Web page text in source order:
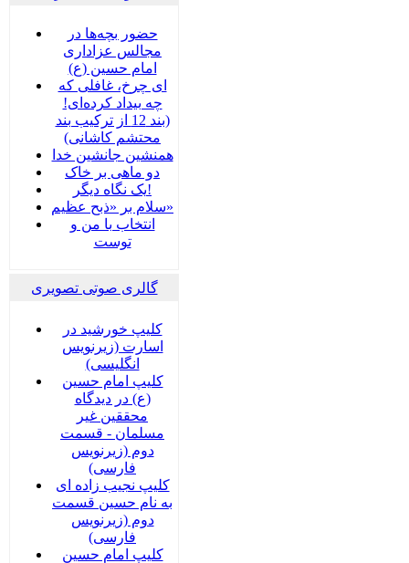
حضور بچه‌‌‌ها در
مجالس عزاداری
امام حسین (ع)
ای چرخ، غافلی که
چه بیداد کرده‌ای!
(بند 12 از ترکیب بند
محتشم کاشانی)
همنشین جانشین خدا
دو ماهی بر خاک
یک نگاه دیگر!
سلام بر «ذبح عظیم»
انتخاب با من و
توست
گالری صوتی تصویری
کلیپ خورشید در
اسارت (زیرنویس
انگلیسی)
کلیپ امام حسین
(ع) در دیدگاه
محققین غیر
مسلمان - قسمت
دوم (زیرنویس
فارسی)
کلیپ نجیب زاده ای
به نام حسین قسمت
دوم (زیرنویس
فارسی)
کلیپ امام حسین